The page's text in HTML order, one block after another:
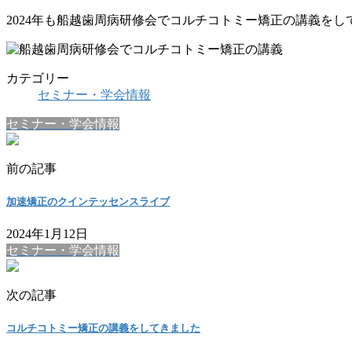
2024年も船越歯周病研修会でコルチコトミー矯正の講義をし
カテゴリー
セミナー・学会情報
セミナー・学会情報
前の記事
加速矯正のクインテッセンスライブ
2024年1月12日
セミナー・学会情報
次の記事
コルチコトミー矯正の講義をしてきました